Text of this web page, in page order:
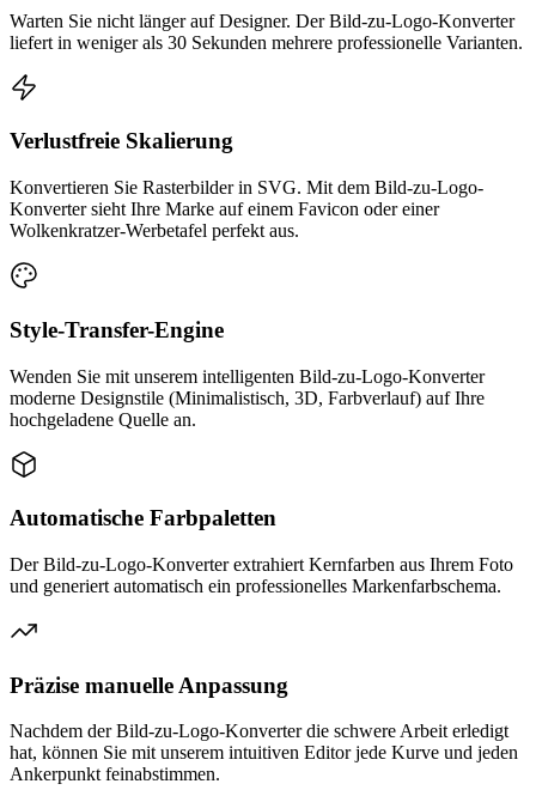
Warten Sie nicht länger auf Designer. Der Bild-zu-Logo-Konverter
liefert in weniger als 30 Sekunden mehrere professionelle Varianten.
Verlustfreie Skalierung
Konvertieren Sie Rasterbilder in SVG. Mit dem Bild-zu-Logo-
Konverter sieht Ihre Marke auf einem Favicon oder einer
Wolkenkratzer-Werbetafel perfekt aus.
Style-Transfer-Engine
Wenden Sie mit unserem intelligenten Bild-zu-Logo-Konverter
moderne Designstile (Minimalistisch, 3D, Farbverlauf) auf Ihre
hochgeladene Quelle an.
Automatische Farbpaletten
Der Bild-zu-Logo-Konverter extrahiert Kernfarben aus Ihrem Foto
und generiert automatisch ein professionelles Markenfarbschema.
Präzise manuelle Anpassung
Nachdem der Bild-zu-Logo-Konverter die schwere Arbeit erledigt
hat, können Sie mit unserem intuitiven Editor jede Kurve und jeden
Ankerpunkt feinabstimmen.